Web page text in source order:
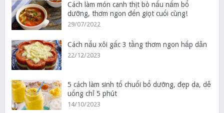
Cách làm món canh thịt bò nấu nấm bổ
dưỡng, thơm ngon đến giọt cuối cùng!
29/07/2022
Cách nấu xôi gấc 3 tầng thơm ngon hấp dẫn
22/12/2023
5 cách làm sinh tố chuối bổ dưỡng, đẹp da, dễ
uống chỉ 5 phút
14/10/2023